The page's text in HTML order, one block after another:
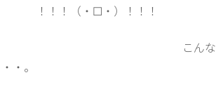
☐・）！！！
んな
・。